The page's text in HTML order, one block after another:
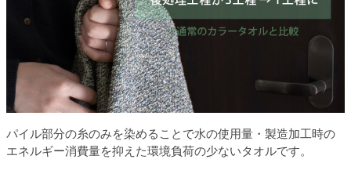
パイル部分の糸のみを染めることで水の使用量・製造加工時の
エネルギー消費量を抑えた環境負荷の少ないタオルです。